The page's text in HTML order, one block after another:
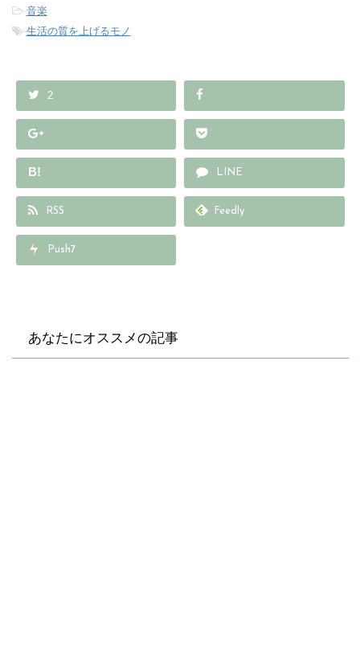
-音楽
-生活の質を上げるモノ
2
B! LINE
RSS Feedly
Push7
あなたにオススメの記事